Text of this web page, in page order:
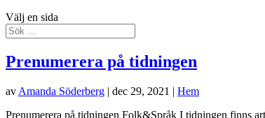
Välj en sida
Prenumerera på tidningen
av Amanda Söderberg | dec 29, 2021 | Hem
Prenumerera på tidningen Folk&Språk I tidningen finns